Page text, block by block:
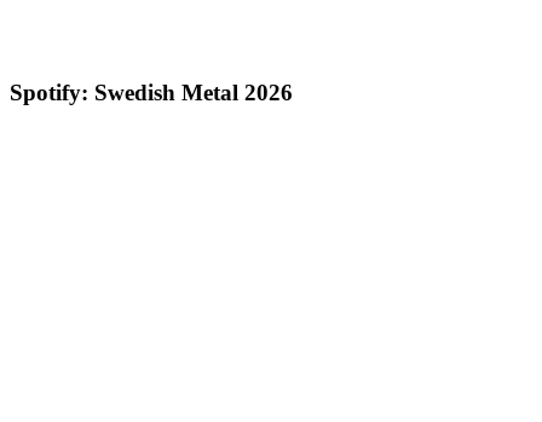
Spotify: Swedish Metal 2026